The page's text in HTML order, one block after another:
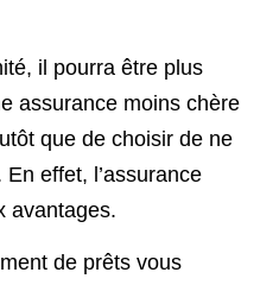
il pourra être plus
assurance moins chère
que de choisir de ne
effet, l’assurance
avantages.
de prêts vous